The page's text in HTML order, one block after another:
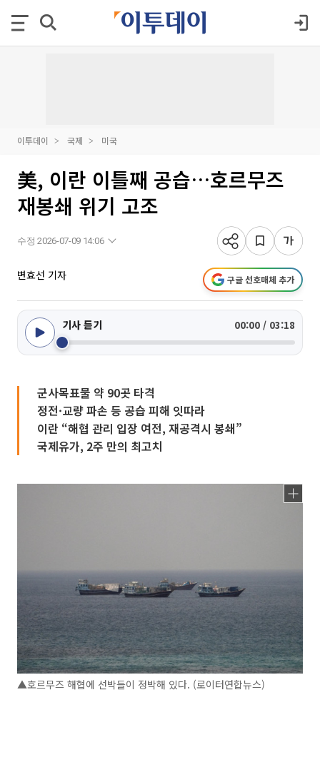
이투데이 국제 미국
美, 이란 이틀째 공습…호르무즈
재봉쇄 위기 고조
수정 2026-07-09 14:06
변효선 기자 구글 선호매체 추가
기사 듣기 00:00 / 03:18
군사목표물 약 90곳 타격
정전·교량 파손 등 공습 피해 잇따라
이란 “해협 관리 입장 여전, 재공격시 봉쇄”
국제유가, 2주 만의 최고치
▲호르무즈 해협에 선박들이 정박해 있다. (로이터연합뉴스)